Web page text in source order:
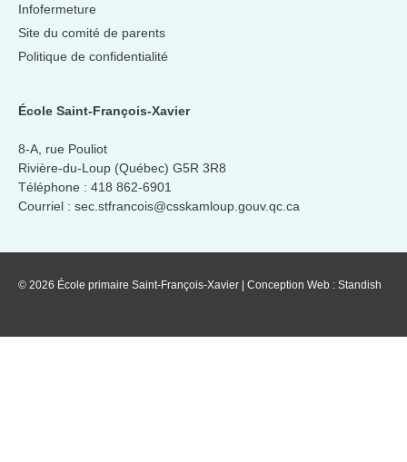
Infofermeture
Site du comité de parents
Politique de confidentialité
École Saint-François-Xavier
8-A, rue Pouliot
Rivière-du-Loup (Québec) G5R 3R8
Téléphone : 418 862-6901
Courriel : sec.stfrancois@csskamloup.gouv.qc.ca
© 2026 École primaire Saint-François-Xavier | Conception Web : Standish